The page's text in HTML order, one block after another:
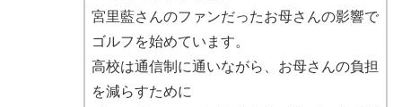
宮里藍さんのファンだったお母さんの影響で
ゴルフを始めています。
高校は通信制に通いながら、お母さんの負担
を減らすために